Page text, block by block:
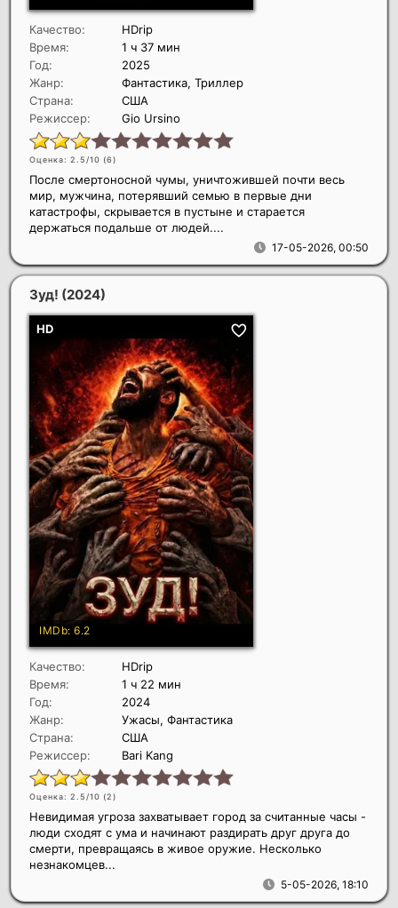
Качество:
HDrip
Время:
1 ч 37 мин
Год:
2025
Жанр:
Фантастика, Триллер
Страна:
США
Режиссер:
Gio Ursino
Оценка: 2.5/10 (6)
17-05-2026, 00:50
После смертоносной чумы, уничтожившей почти весь
мир, мужчина, потерявший семью в первые дни
катастрофы, скрывается в пустыне и старается
держаться подальше от людей....
Зуд! (2024)
Качество:
HDrip
Время:
1 ч 22 мин
Год:
2024
Жанр:
Ужасы, Фантастика
Страна:
США
Режиссер:
Bari Kang
Оценка: 2.5/10 (2)
5-05-2026, 18:10
Невидимая угроза захватывает город за считанные часы -
люди сходят с ума и начинают раздирать друг друга до
смерти, превращаясь в живое оружие. Несколько
незнакомцев...